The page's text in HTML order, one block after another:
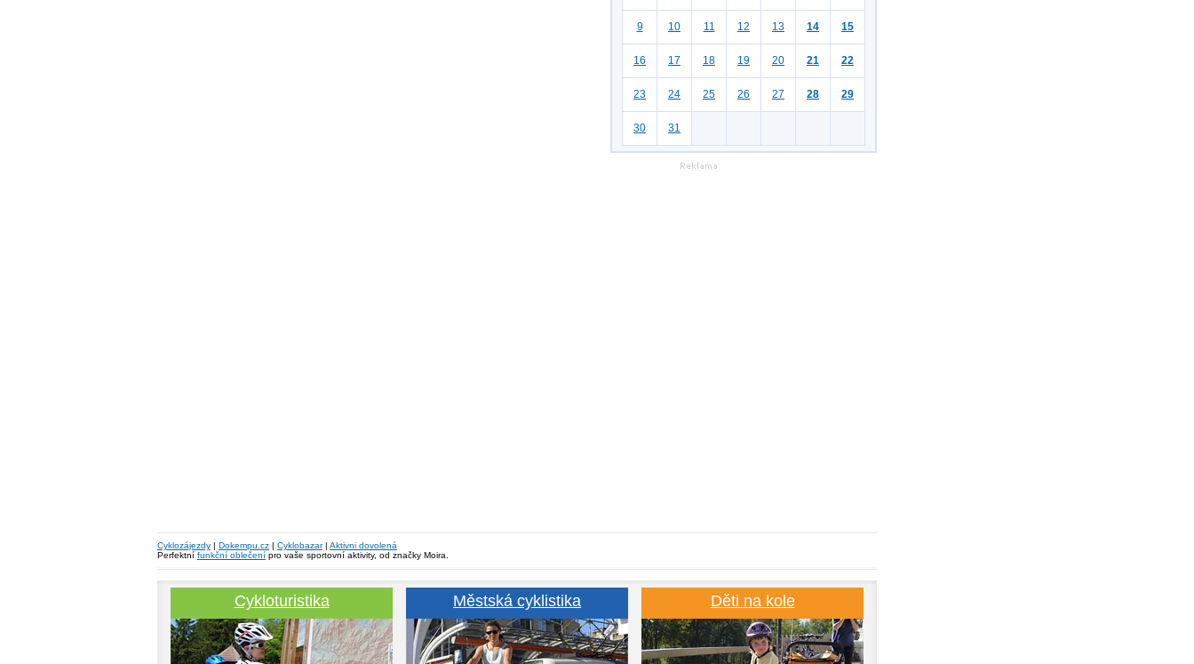
9 10 11 12 13 14 15
16 17 18 19 20 21 22
23 24 25 26 27 28 29
30 31
Cyklozájezdy | Dokempu.cz | Cyklobazar| Aktivni dovolená
Perfektní funkční oblečení pro vaše sportovní aktivity, od značky Moira.
Cykloturistika Městská cyklistika Děti na kole